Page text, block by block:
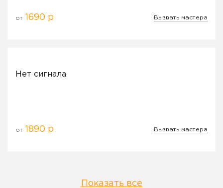
от 1690 р Вызвать мастера
Нет сигнала
от 1890 р Вызвать мастера
Показать все